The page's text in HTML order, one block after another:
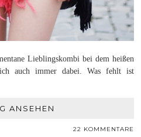
Lieblingskombi bei dem heißen
auch immer dabei. Was fehlt ist
ANSEHEN
22 KOMMENTARE